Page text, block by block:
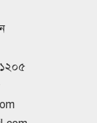
পরিদর্শনে
নতুন
১২০৫